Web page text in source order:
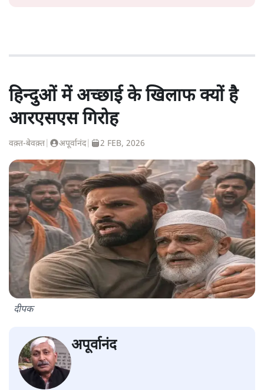
हिन्दुओं में अच्छाई के खिलाफ क्यों है
आरएसएस गिरोह
वक़्त-बेवक़्त अपूर्वानंद| 2 FEB, 2026
दीपक
अपूर्वानंद